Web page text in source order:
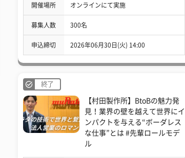
開催場所 オンラインにて実施
募集人数 300名
申込締切 2026年06月30日(火) 14:00
終了
【村田製作所】BtoBの魅力発
見！業界の壁を越えて世界にイ
ンパクトを与える“ボーダレス
な仕事”とは #先輩ロールモデ
ル